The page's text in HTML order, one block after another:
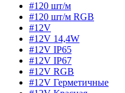
#120 шт/м
#120 шт/м RGB
#12V
#12V 14,4W
#12V IP65
#12V IP67
#12V RGB
#12V Герметичные